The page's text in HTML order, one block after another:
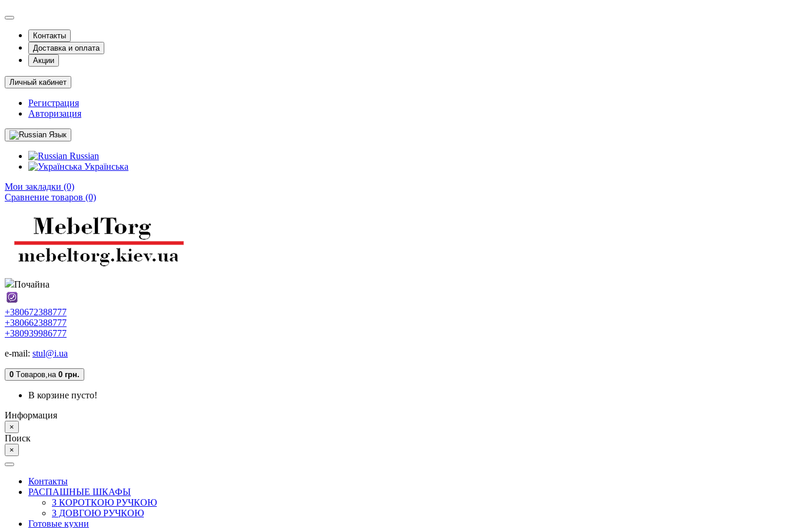
Контакты
Доставка и оплата
Акции
Личный кабинет
Регистрация
Авторизация
Язык
Russian
Українська
Мои закладки (0)
Сравнение товаров (0)
Почайна
+380672388777
+380662388777
+380939986777
e-mail: stul@i.ua
0 Tоваров,на 0 грн.
В корзине пусто!
Информация
×
Поиск
×
Контакты
РАСПАШНЫЕ ШКАФЫ
З КОРОТКОЮ РУЧКОЮ
З ДОВГОЮ РУЧКОЮ
Готовые кухни